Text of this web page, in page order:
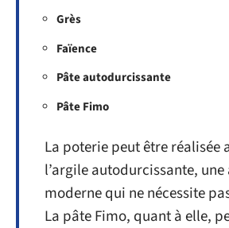
Grès
Faïence
Pâte autodurcissante
Pâte Fimo
La poterie peut être réalisée
l’argile autodurcissante,
moderne qui ne nécessite
La pâte Fimo, quant à elle,